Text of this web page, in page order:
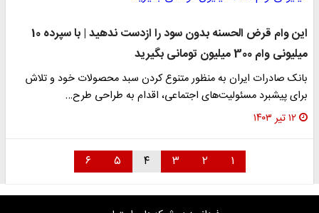
این وام قرض الحسنه بدون سود را ازدست ندهید | با سپرده 10
میلیونی وام 300 میلیون تومانی بگیرید
بانک صادرات ایران به منظور متنوع کردن سبد محصولات خود و تلاش
برای پیشبرد مسئولیت‌های اجتماعی، اقدام به طراحی طرح…
۱۲ تیر ۱۴۰۳
۱ ۲ ۳ ۴ ۵ ۶